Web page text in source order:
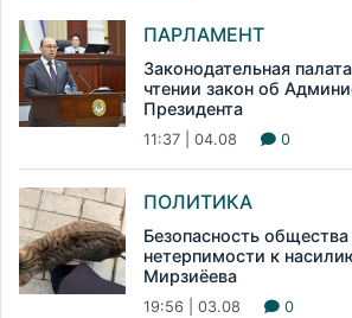
ПАРЛАМЕНТ
Законодательная
чтении закон об
Президента
11:37 | 04.08 0
ПОЛИТИКА
Безопасность общества
нетерпимости к
Мирзиёева
19:56 | 03.08 0